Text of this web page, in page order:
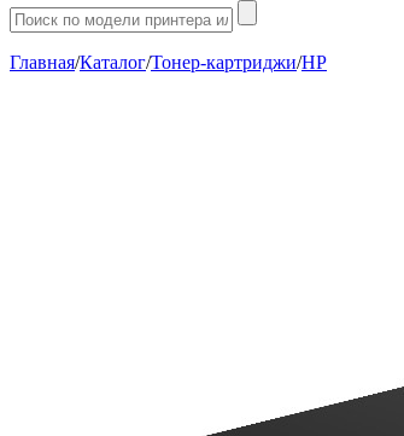
Главная/Каталог/Тонер-картриджи/HP